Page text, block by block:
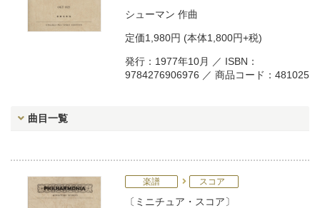
シューマン 作曲
定価1,980円 (本体1,800円+税)
発行：1977年10月 ／ ISBN：
9784276906976 ／ 商品コード：481025
曲目一覧
楽譜 スコア
ミニチュア・スコア